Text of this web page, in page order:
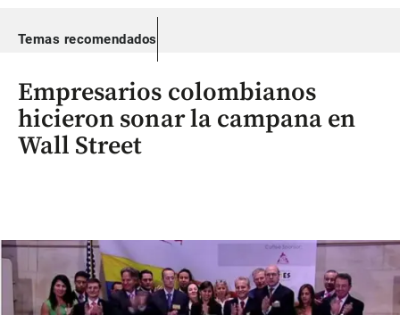
Temas recomendados
Empresarios colombianos
hicieron sonar la campana en
Wall Street